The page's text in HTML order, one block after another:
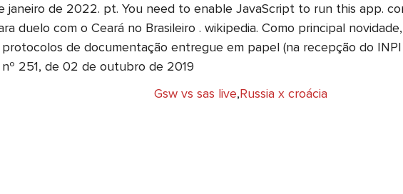
janeiro de 2022. pt. You need to enable JavaScript to run this app.
duelo com o Ceará no Brasileiro . wikipedia. Como principal
de documentação entregue em papel (na recepção do
251, de 02 de outubro de 2019
Gsw vs sas live,Russia x croácia